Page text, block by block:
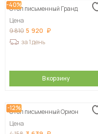
-40%
Стол письменный Гранд
Цена
9 810 5 920
за 1 день
В корзину
-12%
Стол письменный Орион
Цена